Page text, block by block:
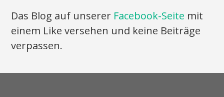
Das Blog auf unserer Facebook-Seite mit
einem Like versehen und keine Beiträge
verpassen.